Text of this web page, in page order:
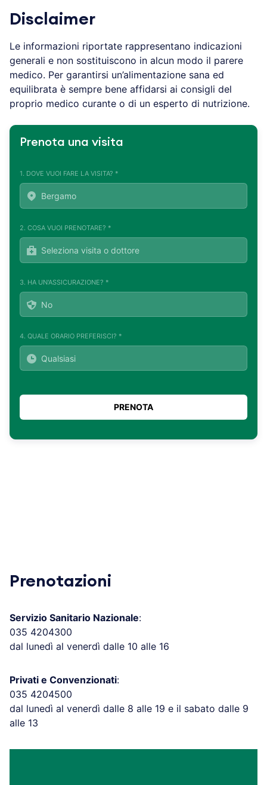
Disclaimer
Le informazioni riportate rappresentano indicazioni
generali e non sostituiscono in alcun modo il parere
medico. Per garantirsi un’alimentazione sana ed
equilibrata è sempre bene affidarsi ai consigli del
proprio medico curante o di un esperto di nutrizione.
Prenota una visita
1. DOVE VUOI FARE LA VISITA? *
2. COSA VUOI PRENOTARE? *
3. HA UN'ASSICURAZIONE? *
4. QUALE ORARIO PREFERISCI? *
Prenotazioni
Servizio Sanitario Nazionale:
035 4204300
dal lunedì al venerdì dalle 10 alle 16
Privati e Convenzionati:
035 4204500
dal lunedì al venerdì dalle 8 alle 19 e il sabato dalle 9
alle 13